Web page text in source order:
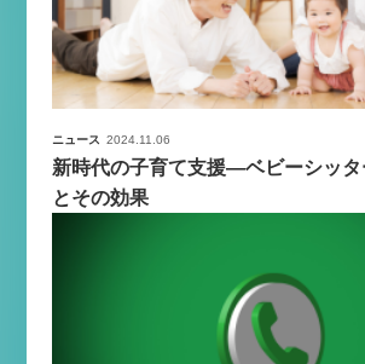
ニュース 2024.11.06
新時代の子育て支援—ベビーシッ
とその効果